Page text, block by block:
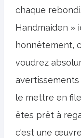
chaque
Handmaiden »
honnêtement,
voudrez
le mettre en
êtes prêt à
c'est une